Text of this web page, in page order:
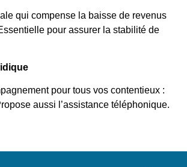
qui compense la baisse de revenus
pour assurer la stabilité de
pour tous vos contentieux :
aussi l’assistance téléphonique.